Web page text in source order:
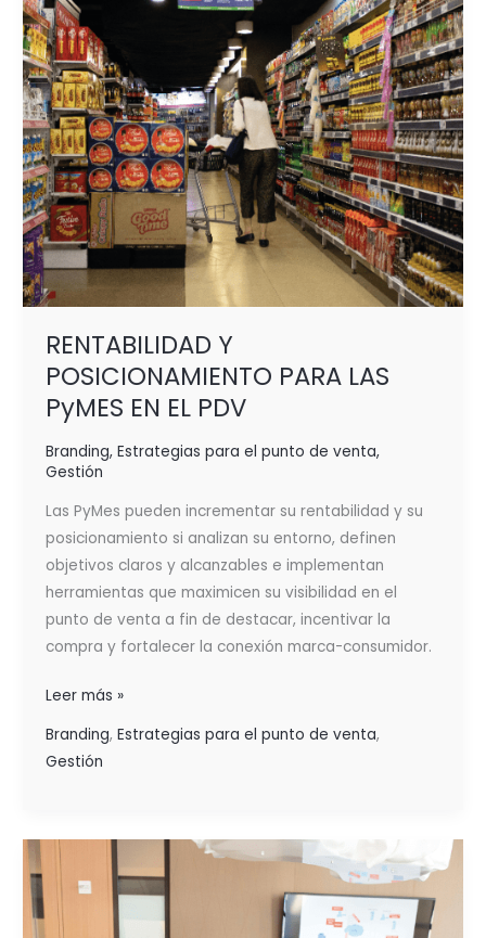
RENTABILIDAD Y
POSICIONAMIENTO PARA LAS
PyMES EN EL PDV
Branding, Estrategias para el punto de venta,
Gestión
Las PyMes pueden incrementar su rentabilidad y su
posicionamiento si analizan su entorno, definen
objetivos claros y alcanzables e implementan
herramientas que maximicen su visibilidad en el
punto de venta a fin de destacar, incentivar la
compra y fortalecer la conexión marca-consumidor.
PyMES
EN
EL
PDV
Leer más »
Branding, Estrategias para el punto de venta,
Gestión
ESTRATEGIAS
PARA
LA
CAPTACIÓN